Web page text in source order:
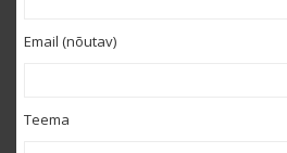
Email (nõutav)
Teema